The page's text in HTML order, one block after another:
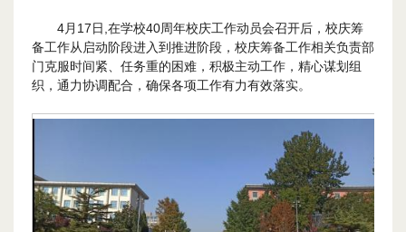
4月17日,在学校40周年校庆工作动员会召开后，校庆筹
备工作从启动阶段进入到推进阶段，校庆筹备工作相关负责部
门克服时间紧、任务重的困难，积极主动工作，精心谋划组
织，通力协调配合，确保各项工作有力有效落实。